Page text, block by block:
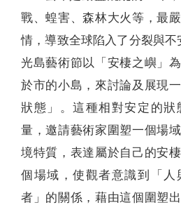
戰、蝗害、森林大火等，最
情，導致全球陷入了分裂與
光島藝術節以「安棲之嶼」
於市的小島，來討論及展現
狀態」。這種相對安定的狀
量，邀請藝術家圍塑一個場
境特質，表達屬於自己的安
個場域，使觀者意識到「人
者」的關係，藉由這個圍塑